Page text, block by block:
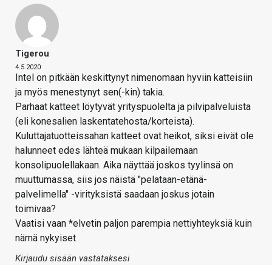
Tigerou
4.5.2020
Intel on pitkään keskittynyt nimenomaan hyviin katteisiin
ja myös menestynyt sen(-kin) takia.
Parhaat katteet löytyvät yrityspuolelta ja pilvipalveluista
(eli konesalien laskentatehosta/korteista).
Kuluttajatuotteissahan katteet ovat heikot, siksi eivät ole
halunneet edes lähteä mukaan kilpailemaan
konsolipuolellakaan. Aika näyttää joskos tyylinsä on
muuttumassa, siis jos näistä "pelataan-etänä-
palvelimella" -virityksistä saadaan joskus jotain
toimivaa?
Vaatisi vaan *elvetin paljon parempia nettiyhteyksiä kuin
nämä nykyiset
Kirjaudu sisään vastataksesi